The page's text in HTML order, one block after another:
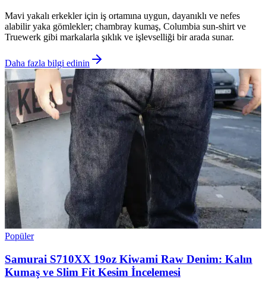
Mavi yakalı erkekler için iş ortamına uygun, dayanıklı ve nefes
alabilir yaka gömlekler; chambray kumaş, Columbia sun-shirt ve
Truewerk gibi markalarla şıklık ve işlevselliği bir arada sunar.
Daha fazla bilgi edinin
Popüler
Samurai S710XX 19oz Kiwami Raw Denim: Kalın
Kumaş ve Slim Fit Kesim İncelemesi